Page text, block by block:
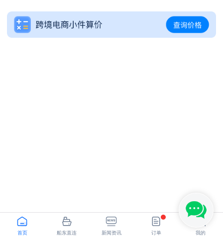
SHANGHAI - LOS ANGELES,CA
NINGBO - GDANSK
首页 船东直连 新闻资讯 订单 我的